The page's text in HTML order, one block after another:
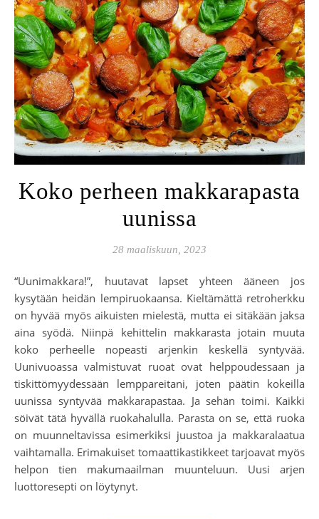
Koko perheen makkarapasta
uunissa
28 maaliskuun, 2023
“Uunimakkara!”, huutavat lapset yhteen ääneen jos
kysytään heidän lempiruokaansa. Kieltämättä retroherkku
on hyvää myös aikuisten mielestä, mutta ei sitäkään jaksa
aina syödä. Niinpä kehittelin makkarasta jotain muuta
koko perheelle nopeasti arjenkin keskellä syntyvää.
Uunivuoassa valmistuvat ruoat ovat helppoudessaan ja
tiskittömyydessään lemppareitani, joten päätin kokeilla
uunissa syntyvää makkarapastaa. Ja sehän toimi. Kaikki
söivät tätä hyvällä ruokahalulla. Parasta on se, että ruoka
on muunneltavissa esimerkiksi juustoa ja makkaralaatua
vaihtamalla. Erimakuiset tomaattikastikkeet tarjoavat myös
helpon tien makumaailman muunteluun. Uusi arjen
luottoresepti on löytynyt.